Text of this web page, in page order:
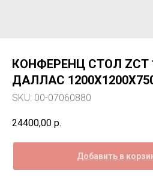
КОНФЕРЕНЦ СТОЛ ZCT
ДАЛЛАС
SKU: 00-07060880
24400,00 р.
Добавить в